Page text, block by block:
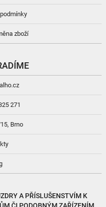
zboží
271
Brno
A PŘÍSLUŠENSTVÍM K